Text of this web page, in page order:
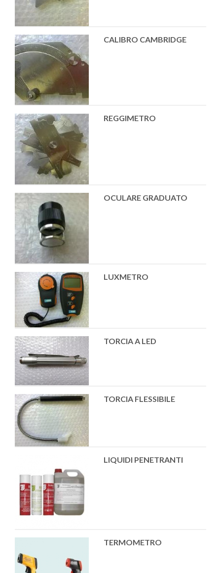
CALIBRO CAMBRIDGE
REGGIMETRO
OCULARE GRADUATO
LUXMETRO
TORCIA A LED
TORCIA FLESSIBILE
LIQUIDI PENETRANTI
TERMOMETRO